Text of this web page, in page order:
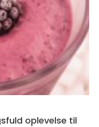
oplevelse til